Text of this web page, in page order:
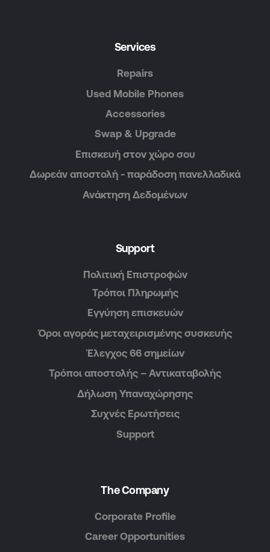
Services
Repairs
Used Mobile Phones
Accessories
Swap & Upgrade
Επισκευή στον χώρο σου
Δωρεάν αποστολή - παράδοση πανελλαδικά
Ανάκτηση Δεδομένων
Support
Πολιτική Επιστροφών
Τρόποι Πληρωμής
Εγγύηση επισκευών
Όροι αγοράς μεταχειρισμένης συσκευής
Έλεγχος 66 σημείων
Τρόποι αποστολής – Αντικαταβολής
Δήλωση Υπαναχώρησης
Συχνές Ερωτήσεις
Support
The Company
Corporate Profile
Career Opportunities